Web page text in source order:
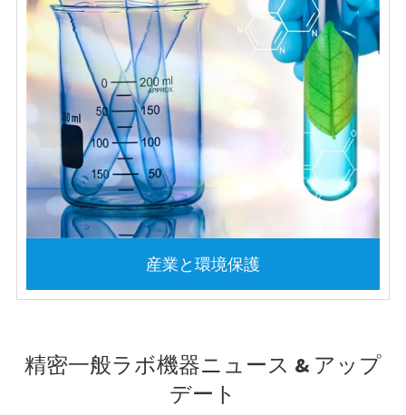
産業と環境保護
精密一般ラボ機器ニュース & アップ
デート